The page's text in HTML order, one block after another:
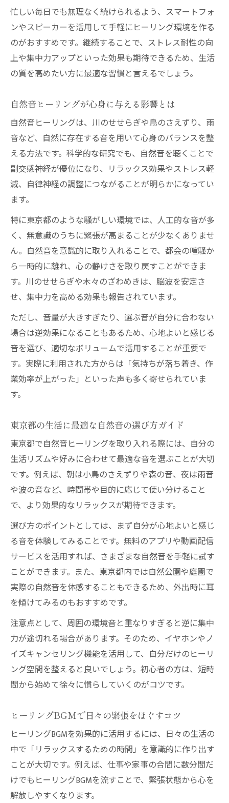
自然音とヒーリングで集中タイムをサポー
ト
東京都で実践する集中力アップのヒーリン
グ法
自然音ヒーリングの科学的根拠を解説
川のせせらぎ音が持つヒーリングの力とは
ヒーリングで注目される川の音の効果を紹
介
自然音とヒーリングによるリラックス作用
の理由
川のせせらぎが心身に与えるヒーリング効
ヒーリングに最適な川の自然音の特徴解説
日常生活へ簡単に取り入れる自然音ヒーリング
術
ヒーリングを日常に取り入れる実践テクニ
ック
方法
就寝前のヒーリング習慣で快眠を目指すコ
ツ
東京都の生活に合うヒーリング活用法まと
自宅でも楽しめる東京都の自然音活用法
ヒーリングで自宅を癒し空間に変える工夫
自然音ヒーリングを楽しむ自宅活用アイデ
ア
東京都の自宅でヒーリング効果を高める方
法
日常生活にヒーリング音を取り入れるメリ
ット
手軽に始める自宅ヒーリングの実践ポイン
ト
忙しい毎日でも無理なく続けられるよう、スマートフォ
ンやスピーカーを活用して手軽にヒーリング環境を作る
のがおすすめです。継続することで、ストレス耐性の向
上や集中力アップといった効果も期待できるため、生活
の質を高めたい方に最適な習慣と言えるでしょう。
自然音ヒーリングが心身に与える影響とは
自然音ヒーリングは、川のせせらぎや鳥のさえずり、雨
音など、自然に存在する音を用いて心身のバランスを整
える方法です。科学的な研究でも、自然音を聴くことで
副交感神経が優位になり、リラックス効果やストレス軽
減、自律神経の調整につながることが明らかになってい
ます。
特に東京都のような騒がしい環境では、人工的な音が多
く、無意識のうちに緊張が高まることが少なくありませ
ん。自然音を意識的に取り入れることで、都会の喧騒か
ら一時的に離れ、心の静けさを取り戻すことができま
す。川のせせらぎや木々のざわめきは、脳波を安定さ
せ、集中力を高める効果も報告されています。
ただし、音量が大きすぎたり、選ぶ音が自分に合わない
場合は逆効果になることもあるため、心地よいと感じる
音を選び、適切なボリュームで活用することが重要で
す。実際に利用された方からは「気持ちが落ち着き、作
業効率が上がった」といった声も多く寄せられていま
す。
東京都の生活に最適な自然音の選び方ガイド
東京都で自然音ヒーリングを取り入れる際には、自分の
生活リズムや好みに合わせて最適な音を選ぶことが大切
です。例えば、朝は小鳥のさえずりや森の音、夜は雨音
や波の音など、時間帯や目的に応じて使い分けること
で、より効果的なリラックスが期待できます。
選び方のポイントとしては、まず自分が心地よいと感じ
る音を体験してみることです。無料のアプリや動画配信
サービスを活用すれば、さまざまな自然音を手軽に試す
ことができます。また、東京都内では自然公園や庭園で
実際の自然音を体感することもできるため、外出時に耳
を傾けてみるのもおすすめです。
注意点として、周囲の環境音と重なりすぎると逆に集中
力が途切れる場合があります。そのため、イヤホンやノ
イズキャンセリング機能を活用して、自分だけのヒーリ
ング空間を整えると良いでしょう。初心者の方は、短時
間から始めて徐々に慣らしていくのがコツです。
ヒーリングBGMで日々の緊張をほぐすコツ
ヒーリングBGMを効果的に活用するには、日々の生活の
中で「リラックスするための時間」を意識的に作り出す
ことが大切です。例えば、仕事や家事の合間に数分間だ
けでもヒーリングBGMを流すことで、緊張状態から心を
解放しやすくなります。